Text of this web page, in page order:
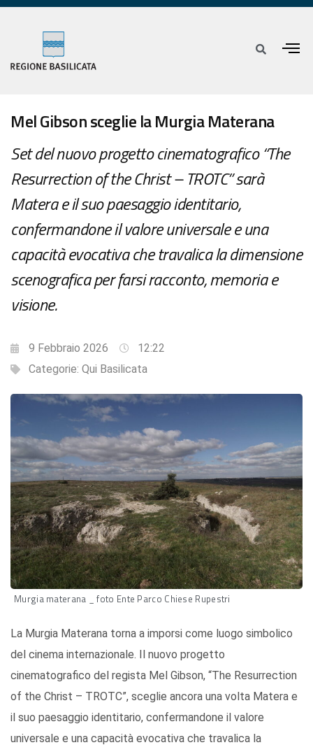
Mel Gibson sceglie la Murgia Materana
Set del nuovo progetto cinematografico “The
Resurrection of the Christ – TROTC” sarà
Matera e il suo paesaggio identitario,
confermandone il valore universale e una
capacità evocativa che travalica la dimensione
scenografica per farsi racconto, memoria e
visione.
9 Febbraio 2026
12:22
Categorie: Qui Basilicata
Murgia materana _ foto Ente Parco Chiese Rupestri
La Murgia Materana torna a imporsi come luogo simbolico
del cinema internazionale. Il nuovo progetto
cinematografico del regista Mel Gibson, “The Resurrection
of the Christ – TROTC”, sceglie ancora una volta Matera e
il suo paesaggio identitario, confermandone il valore
universale e una capacità evocativa che travalica la